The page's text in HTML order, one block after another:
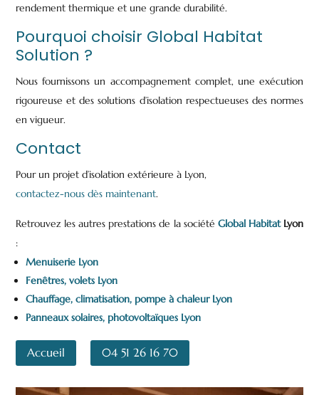
rendement thermique et une grande durabilité.
Pourquoi choisir Global Habitat
Solution ?
Nous fournissons un accompagnement complet, une exécution
rigoureuse et des solutions d’isolation respectueuses des normes
en vigueur.
Contact
Pour un projet d’isolation extérieure à Lyon,
contactez-nous dès maintenant.
Retrouvez les autres prestations de la société Global HabitatLyon
:
Menuiserie Lyon
Fenêtres, volets Lyon
Chauffage, climatisation, pompe à chaleur Lyon
Panneaux solaires, photovoltaïques Lyon
Accueil 04 51 26 16 70